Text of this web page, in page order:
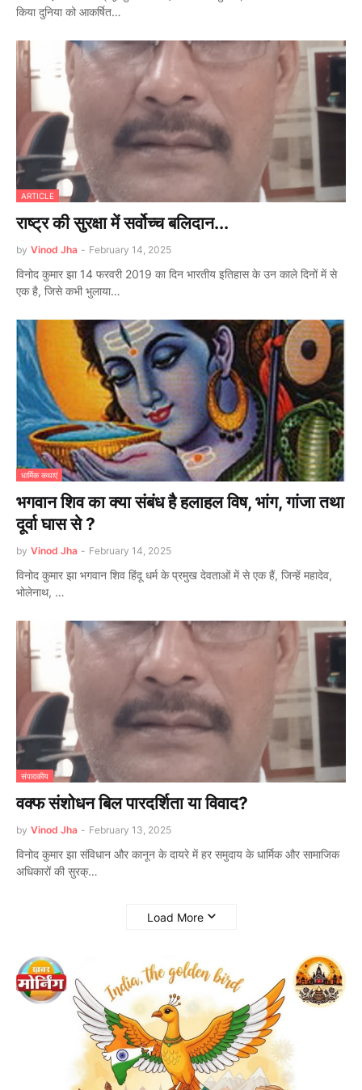
किया दुनिया को आकर्षित…
ARTICLE
राष्ट्र की सुरक्षा में सर्वोच्च बलिदान...
by Vinod Jha - February 14, 2025
विनोद कुमार झा 14 फरवरी 2019 का दिन भारतीय इतिहास के उन काले दिनों में से
एक है, जिसे कभी भुलाया…
धार्मिक कथाएं
भगवान शिव का क्या संबंध है हलाहल विष, भांग, गांजा तथा
दूर्वा घास से ?
by Vinod Jha - February 14, 2025
विनोद कुमार झा भगवान शिव हिंदू धर्म के प्रमुख देवताओं में से एक हैं, जिन्हें महादेव,
भोलेनाथ, …
संपादकीय
वक्फ संशोधन बिल पारदर्शिता या विवाद?
by Vinod Jha - February 13, 2025
विनोद कुमार झा संविधान और कानून के दायरे में हर समुदाय के धार्मिक और सामाजिक
अधिकारों की सुरक्…
Load More